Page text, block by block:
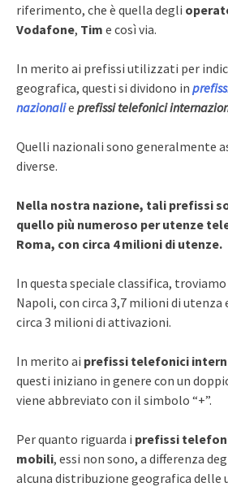
riferimento, che è quella degli
Vodafone, Tim e così via.
In merito ai prefissi utilizzati per
geografica, questi si dividono in
nazionalie prefissi telefonici
Quelli nazionali sono generalmente
diverse.
Nella nostra nazione, tali prefissi
quello più numeroso per utenze
Roma, con circa 4 milioni di utenze.
In questa speciale classifica,
Napoli, con circa 3,7 milioni di utenza
circa 3 milioni di attivazioni.
In merito ai prefissi telefonici
questi iniziano in genere con un
viene abbreviato con il simbolo “+”.
Per quanto riguarda i prefissi
mobili, essi non sono, a differenza
alcuna distribuzione geografica delle